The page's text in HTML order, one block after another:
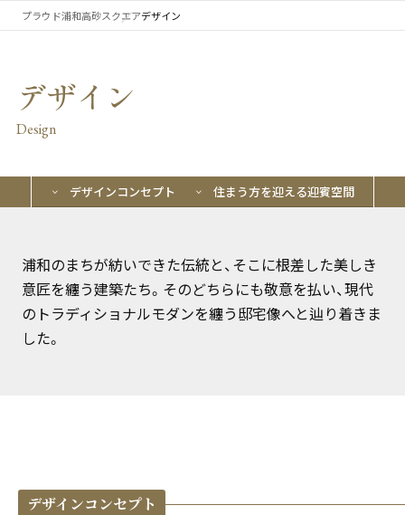
プラウド浦和高砂スクエアデザイン
デザイン
Design
デザインコンセプト 住まう方を迎える迎賓空間
浦和のまちが紡いできた伝統と、そこに根差した美しき
意匠を纏う建築たち。そのどちらにも敬意を払い、現代
のトラディショナルモダンを纏う邸宅像へと辿り着きま
した。
デザインコンセプト